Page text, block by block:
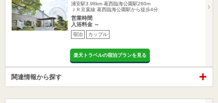
浦安駅3.98km 葛西臨海公園駅260m
ＪＲ京葉線 葛西臨海公園駅から徒歩4分
営業時間
入浴料金 ～
宿泊 カップル
楽天トラベルの宿泊プランを見る
関連情報から探す